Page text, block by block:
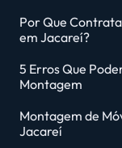
Por Que
em Jacareí?
5 Erros Que
Montagem
Montagem de
Jacareí